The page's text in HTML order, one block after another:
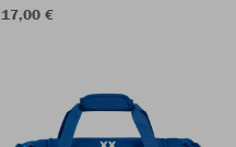
17,00 €